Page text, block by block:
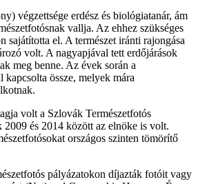
végzettsége erdész és biológiatanár, ám
vallja. Az ehhez szükséges
sajátította el. A természet iránti rajongása
volt. A nagyapjával tett erdőjárások
meg benne. Az évek során a
kapcsolta össze, melyek mára
volt a Szlovák Természetfotós
2009 és 2014 között az elnöke is volt.
országos szinten tömörítő
pályázatokon díjazták fotóit vagy